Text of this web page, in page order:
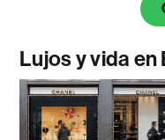
Lujos y vida